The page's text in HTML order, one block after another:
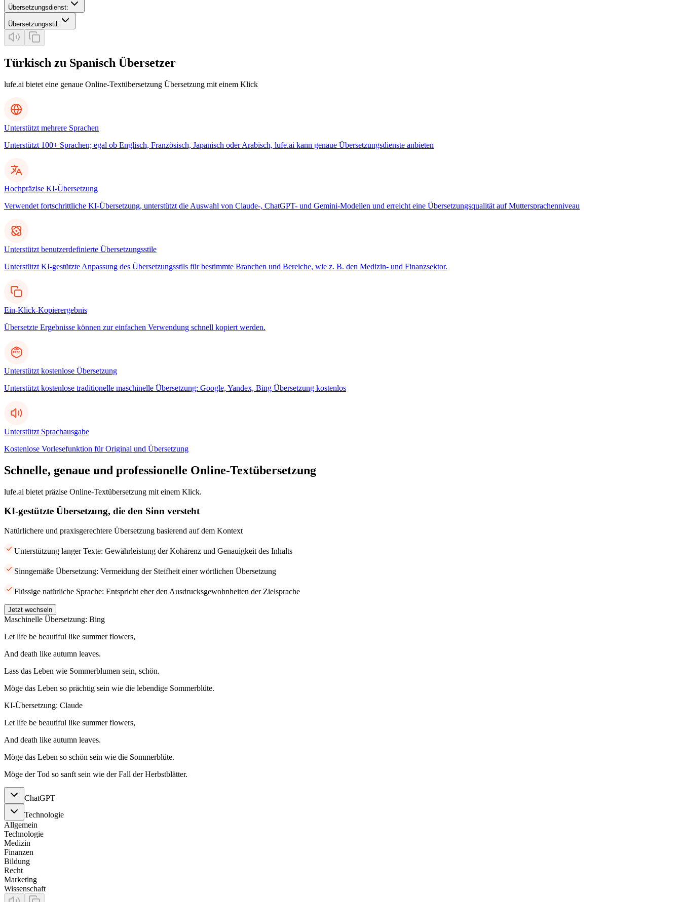
Übersetzungsdienst:
Übersetzungsstil :
Türkisch zu Spanisch Übersetzer
lufe.ai bietet eine genaue Online-Textübersetzung Übersetzung mit einem Klick
Unterstützt mehrere Sprachen
Unterstützt 100+ Sprachen; egal ob Englisch, Französisch, Japanisch oder Arabisch, lufe.ai kann genaue Übersetzungsdienste anbieten
Hochpräzise KI-Übersetzung
Verwendet fortschrittliche KI-Übersetzung, unterstützt die Auswahl von Claude-, ChatGPT- und Gemini-Modellen und erreicht eine Übersetzungsqualität auf Muttersprachenniveau
Unterstützt benutzerdefinierte Übersetzungsstile
Unterstützt KI-gestützte Anpassung des Übersetzungsstils für bestimmte Branchen und Bereiche, wie z. B. den Medizin- und Finanzsektor.
Ein-Klick-Kopierergebnis
Übersetzte Ergebnisse können zur einfachen Verwendung schnell kopiert werden.
Unterstützt kostenlose Übersetzung
Unterstützt kostenlose traditionelle maschinelle Übersetzung: Google, Yandex, Bing Übersetzung kostenlos
Unterstützt Sprachausgabe
Kostenlose Vorlesefunktion für Original und Übersetzung
Schnelle, genaue und professionelle Online-Textübersetzung
lufe.ai bietet präzise Online-Textübersetzung mit einem Klick.
KI-gestützte Übersetzung, die den Sinn versteht
Natürlichere und praxisgerechtere Übersetzung basierend auf dem Kontext
Unterstützung langer Texte: Gewährleistung der Kohärenz und Genauigkeit des Inhalts
Sinngemäße Übersetzung: Vermeidung der Steifheit einer wörtlichen Übersetzung
Flüssige natürliche Sprache: Entspricht eher den Ausdrucksgewohnheiten der Zielsprache
Jetzt wechseln
Maschinelle Übersetzung: Bing
Let life be beautiful like summer flowers,
And death like autumn leaves.
Lass das Leben wie Sommerblumen sein, schön.
Möge das Leben so prächtig sein wie die lebendige Sommerblüte.
KI-Übersetzung: Claude
Let life be beautiful like summer flowers,
And death like autumn leaves.
Möge das Leben so schön sein wie die Sommerblüte.
Möge der Tod so sanft sein wie der Fall der Herbstblätter.
ChatGPT
Technologie
Allgemein
Technologie
Medizin
Finanzen
Bildung
Recht
Marketing
Wissenschaft